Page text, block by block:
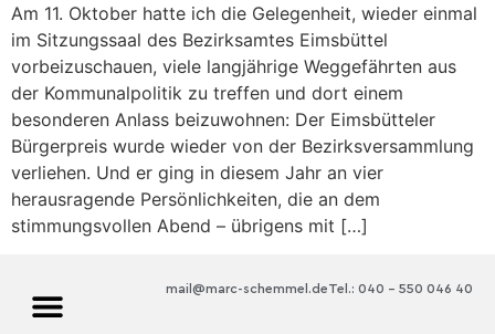
Am 11. Oktober hatte ich die Gelegenheit, wieder einmal
im Sitzungssaal des Bezirksamtes Eimsbüttel
vorbeizuschauen, viele langjährige Weggefährten aus
der Kommunalpolitik zu treffen und dort einem
besonderen Anlass beizuwohnen: Der Eimsbütteler
Bürgerpreis wurde wieder von der Bezirksversammlung
verliehen. Und er ging in diesem Jahr an vier
herausragende Persönlichkeiten, die an dem
stimmungsvollen Abend – übrigens mit […]
Tel.: 040 – 550 046 40
mail@marc-schemmel.de